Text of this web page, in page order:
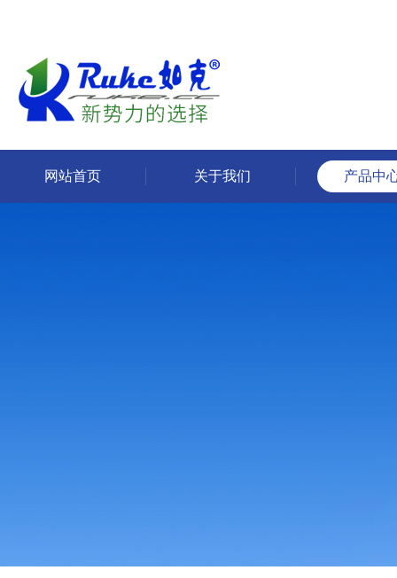
网站首页 关于我们 产品中